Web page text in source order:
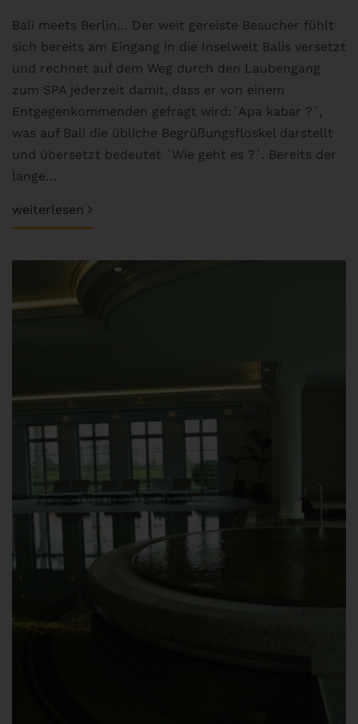
Bali meets Berlin… Der weit gereiste Besucher fühlt
sich bereits am Eingang in die Inselwelt Balis versetzt
und rechnet auf dem Weg durch den Laubengang
zum SPA jederzeit damit, dass er von einem
Entgegenkommenden gefragt wird:`Apa kabar ?`,
was auf Bali die übliche Begrüßungsfloskel darstellt
und übersetzt bedeutet `Wie geht es ?`. Bereits der
lange…
weiterlesen